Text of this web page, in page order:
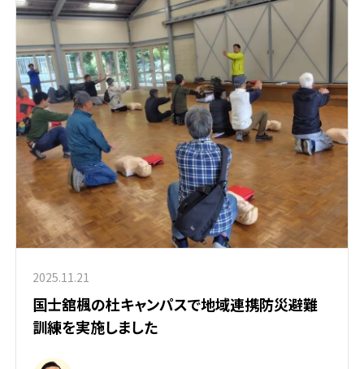
2025.11.21
国士舘楓の杜キャンパスで地域連携防災避難
訓練を実施しました